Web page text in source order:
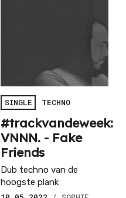
SINGLE TECHNO
#trackvandeweek:
VNNN. - Fake
Friends
Dub techno van de
hoogste plank